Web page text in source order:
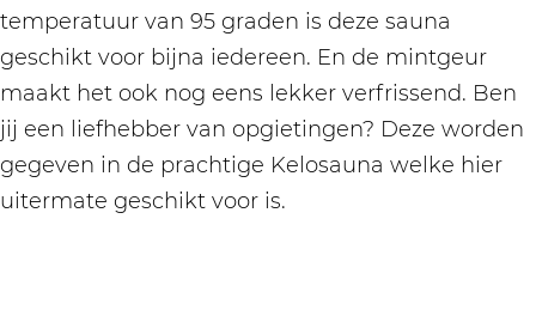
temperatuur van 95 graden is deze sauna
geschikt voor bijna iedereen. En de mintgeur
maakt het ook nog eens lekker verfrissend. Ben
jij een liefhebber van opgietingen? Deze worden
gegeven in de prachtige Kelosauna welke hier
uitermate geschikt voor is.